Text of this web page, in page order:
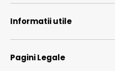
Informatii utile
Pagini Legale